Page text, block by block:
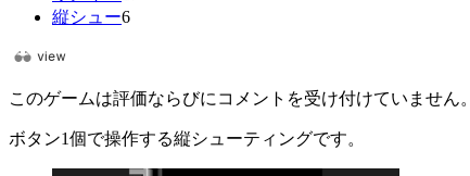
縦シュー6
このゲームは評価ならびにコメントを受け付けていません。
ボタン1個で操作する縦シューティングです。